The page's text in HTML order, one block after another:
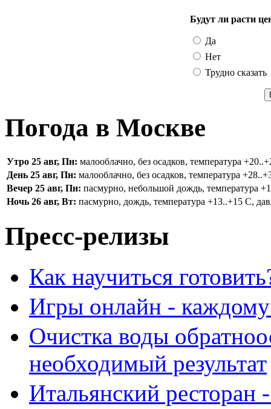
Будут ли расти
Да
Нет
Трудно сказать
Погода в Москве
Утро 25 авг, Пн: малооблачно, без осадков, температура
День 25 авг, Пн: малооблачно, без осадков, температура
Вечер 25 авг, Пн: пасмурно, небольшой дождь, температура
Ночь 26 авг, Вт: пасмурно, дождь, температура +13..+15 С,
Пресс-релизы
Как научиться
Игры онлайн - каждому
Очистка воды
необходимый результат
Итальянский